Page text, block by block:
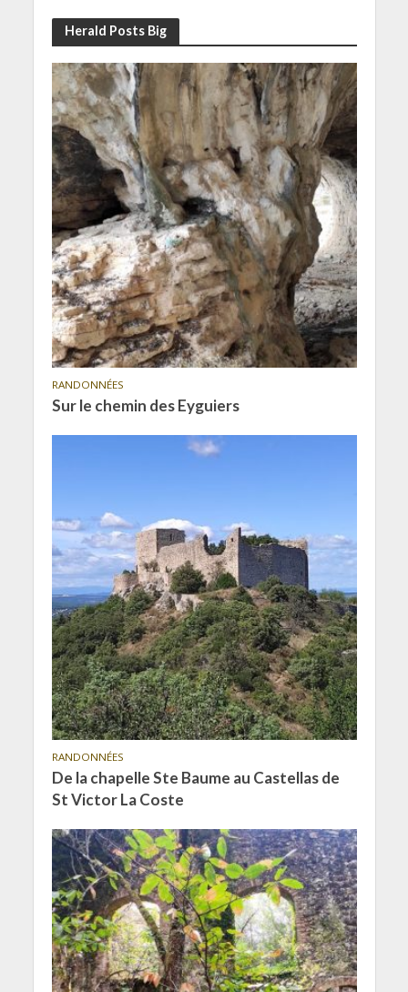
Herald Posts Big
RANDONNÉES
Sur le chemin des Eyguiers
RANDONNÉES
De la chapelle Ste Baume au Castellas de
St Victor La Coste